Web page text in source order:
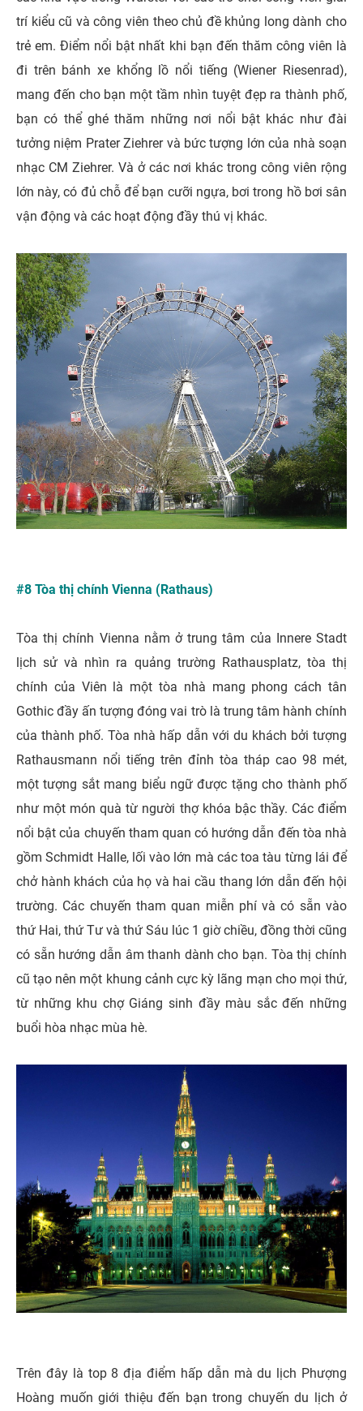
trí kiểu cũ và công viên theo chủ đề khủng long dành cho
trẻ em. Điểm nổi bật nhất khi bạn đến thăm công viên là
đi trên bánh xe khổng lồ nổi tiếng (Wiener Riesenrad),
mang đến cho bạn một tầm nhìn tuyệt đẹp ra thành phố,
bạn có thể ghé thăm những nơi nổi bật khác như đài
tưởng niệm Prater Ziehrer và bức tượng lớn của nhà soạn
nhạc CM Ziehrer. Và ở các nơi khác trong công viên rộng
lớn này, có đủ chỗ để bạn cưỡi ngựa, bơi trong hồ bơi sân
vận động và các hoạt động đầy thú vị khác.
#8 Tòa thị chính Vienna (Rathaus)
Tòa thị chính Vienna nằm ở trung tâm của Innere Stadt
lịch sử và nhìn ra quảng trường Rathausplatz, tòa thị
chính của Viên là một tòa nhà mang phong cách tân
Gothic đầy ấn tượng đóng vai trò là trung tâm hành chính
của thành phố. Tòa nhà hấp dẫn với du khách bởi tượng
Rathausmann nổi tiếng trên đỉnh tòa tháp cao 98 mét,
một tượng sắt mang biểu ngữ được tặng cho thành phố
như một món quà từ người thợ khóa bậc thầy. Các điểm
nổi bật của chuyến tham quan có hướng dẫn đến tòa nhà
gồm Schmidt Halle, lối vào lớn mà các toa tàu từng lái để
chở hành khách của họ và hai cầu thang lớn dẫn đến hội
trường. Các chuyến tham quan miễn phí và có sẵn vào
thứ Hai, thứ Tư và thứ Sáu lúc 1 giờ chiều, đồng thời cũng
có sẵn hướng dẫn âm thanh dành cho bạn. Tòa thị chính
cũ tạo nên một khung cảnh cực kỳ lãng mạn cho mọi thứ,
từ những khu chợ Giáng sinh đầy màu sắc đến những
buổi hòa nhạc mùa hè.
Trên đây là top 8 địa điểm hấp dẫn mà du lịch Phượng
Hoàng muốn giới thiệu đến bạn trong chuyến du lịch ở